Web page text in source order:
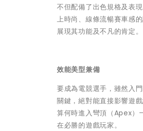
不但配備了出色規格及表
上時尚、線條流暢賽車感
展現其功能及不凡的肯定。
效能美型兼備
要成為電競選手，雖然入
關鍵，絕對能直接影響遊
算何時進入彎頂（Apex）
在必勝的遊戲玩家。